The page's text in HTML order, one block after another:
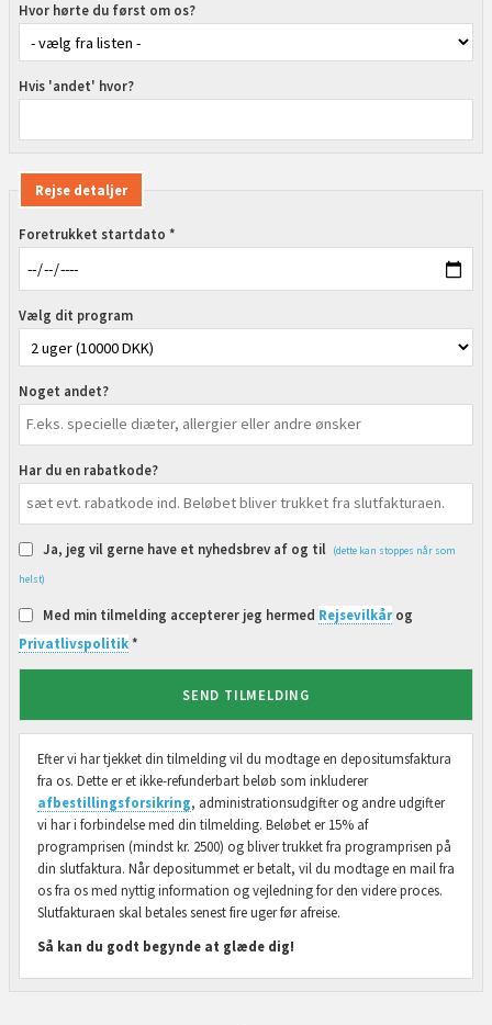
Hvor hørte du først om os?
Hvis 'andet' hvor?
Rejse detaljer
Foretrukket startdato *
Vælg dit program
Noget andet?
Har du en rabatkode?
Ja, jeg vil gerne have et nyhedsbrev af og til (dette kan stoppes når som
helst)
Med min tilmelding accepterer jeg hermed Rejsevilkårog
Privatlivspolitik*
SEND TILMELDING
Efter vi har tjekket din tilmelding vil du modtage en depositumsfaktura
fra os. Dette er et ikke-refunderbart beløb som inkluderer
afbestillingsforsikring, administrationsudgifter og andre udgifter
vi har i forbindelse med din tilmelding. Beløbet er 15% af
programprisen (mindst kr. 2500) og bliver trukket fra programprisen på
din slutfaktura. Når depositummet er betalt, vil du modtage en mail fra
os fra os med nyttig information og vejledning for den videre proces.
Slutfakturaen skal betales senest fire uger før afreise.
Så kan du godt begynde at glæde dig!